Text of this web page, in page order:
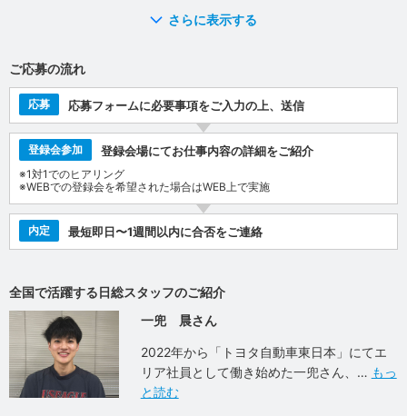
さらに表示する
ご応募の流れ
応募 応募フォームに必要事項をご入力の上、送信
登録会参加 登録会場にてお仕事内容の詳細をご紹介
※1対1でのヒアリング
※WEBでの登録会を希望された場合はWEB上で実施
内定 最短即日〜1週間以内に合否をご連絡
全国で活躍する日総スタッフのご紹介
一兜 晨さん
2022年から「トヨタ自動車東日本」にてエ
リア社員として働き始めた一兜さん、
もっ
と読む